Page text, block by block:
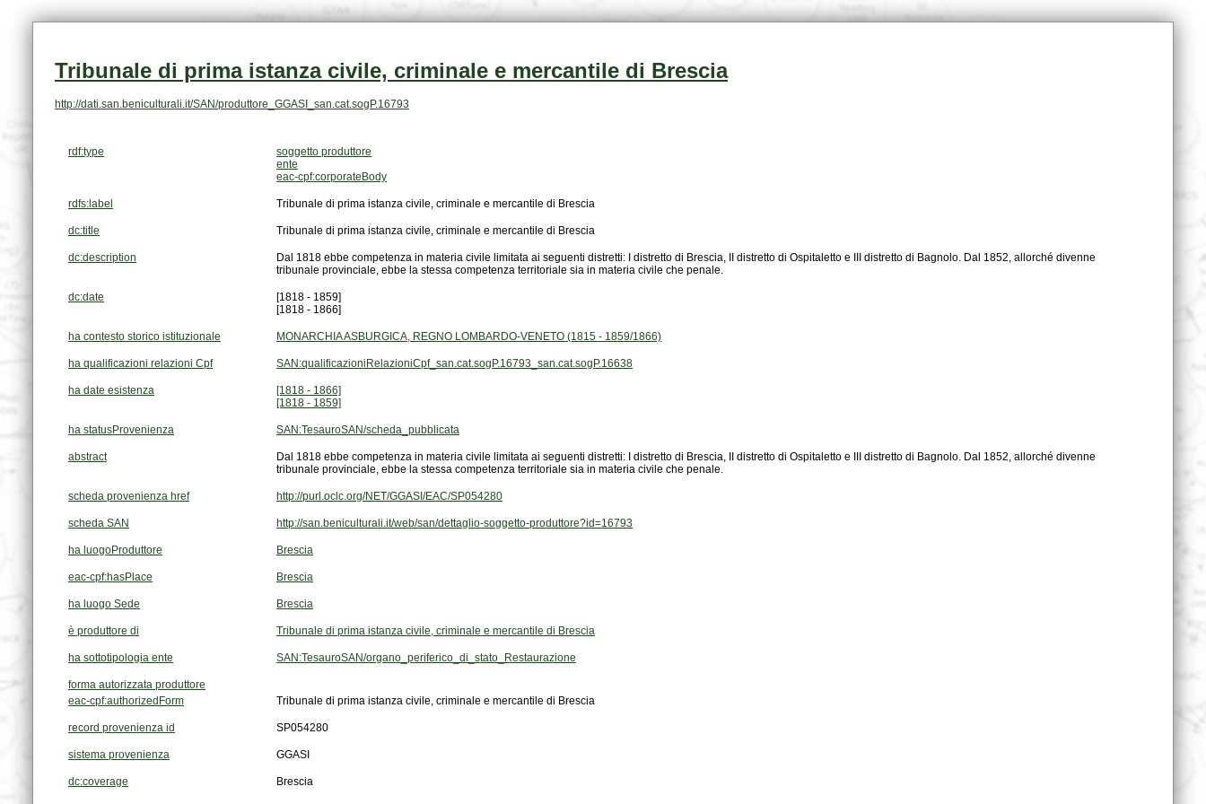
Tribunale di prima istanza civile, criminale e mercantile di Brescia
http://dati.san.beniculturali.it/SAN/produttore_GGASI_san.cat.sogP.16793
rdf:type
soggetto produttore
ente
eac-cpf:corporateBody
rdfs:label Tribunale di prima istanza civile, criminale e mercantile di Brescia
dc:title Tribunale di prima istanza civile, criminale e mercantile di Brescia
dc:description
tribunale provinciale, ebbe la stessa competenza territoriale sia in materia civile che penale.
dc:date
[1818 - 1859]
[1818 - 1866]
ha contesto storico istituzionale MONARCHIA ASBURGICA, REGNO LOMBARDO-VENETO (1815 - 1859/1866)
ha qualificazioni relazioni Cpf SAN:qualificazioniRelazioniCpf_san.cat.sogP.16793_san.cat.sogP.16638
ha date esistenza
[1818 - 1866]
[1818 - 1859]
ha statusProvenienza SAN:TesauroSAN/scheda_pubblicata
abstract
tribunale provinciale, ebbe la stessa competenza territoriale sia in materia civile che penale.
scheda provenienza href http://purl.oclc.org/NET/GGASI/EAC/SP054280
scheda SAN http://san.beniculturali.it/web/san/dettaglio-soggetto-produttore?id=16793
ha luogoProduttore Brescia
eac-cpf:hasPlace Brescia
ha luogo Sede Brescia
è produttore di Tribunale di prima istanza civile, criminale e mercantile di Brescia
ha sottotipologia ente SAN:TesauroSAN/organo_periferico_di_stato_Restaurazione
forma autorizzata produttore
eac-cpf:authorizedForm
Tribunale di prima istanza civile, criminale e mercantile di Brescia
record provenienza id SP054280
sistema provenienza GGASI
dc:coverage Brescia